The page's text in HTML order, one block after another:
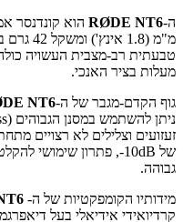
ה-RØDE NT6
מ"מ
מעלות בציר האנכי.
גוף הקדם-מגבר של ה-NT6
ניתן להשתמש במסנן הגבוהים (
זעזועים וצלילים לא רצויים
של ‎-10dB, פתרון שימושי
גבוהה.
מידותיו הקומפקטיות של ה-
קרדיואידי אידיאלי בעל